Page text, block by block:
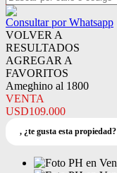
Consultar por Whatsapp
VOLVER A
RESULTADOS
AGREGAR A
FAVORITOS
Ameghino al 1800
VENTA
USD109.000
, ¿te gusta esta propiedad?